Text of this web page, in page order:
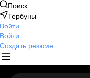
Поиск
Тербуны
Войти
Войти
Создать резюме